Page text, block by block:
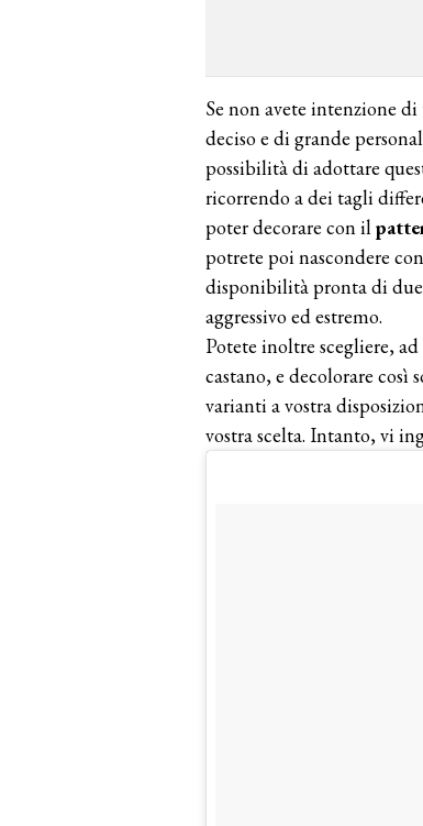
Se non avete intenzione
deciso e di grande
possibilità di adottare
ricorrendo a dei tagli
poter decorare con il
potrete poi nascondere
disponibilità pronta di
aggressivo ed estremo.
Potete inoltre scegliere,
castano, e decolorare così
varianti a vostra
vostra scelta. Intanto, vi